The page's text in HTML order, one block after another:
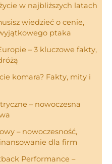
w najbliższych latach
wiedzieć o cenie,
ptaka
– 3 kluczowe fakty,
komara? Fakty, mity i
– nowoczesna
– nowoczesność,
dla firm
Performance –